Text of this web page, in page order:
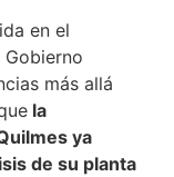
en el
más allá
la
ya
de su planta